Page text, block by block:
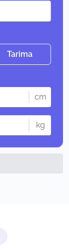
Tarima
cm
kg